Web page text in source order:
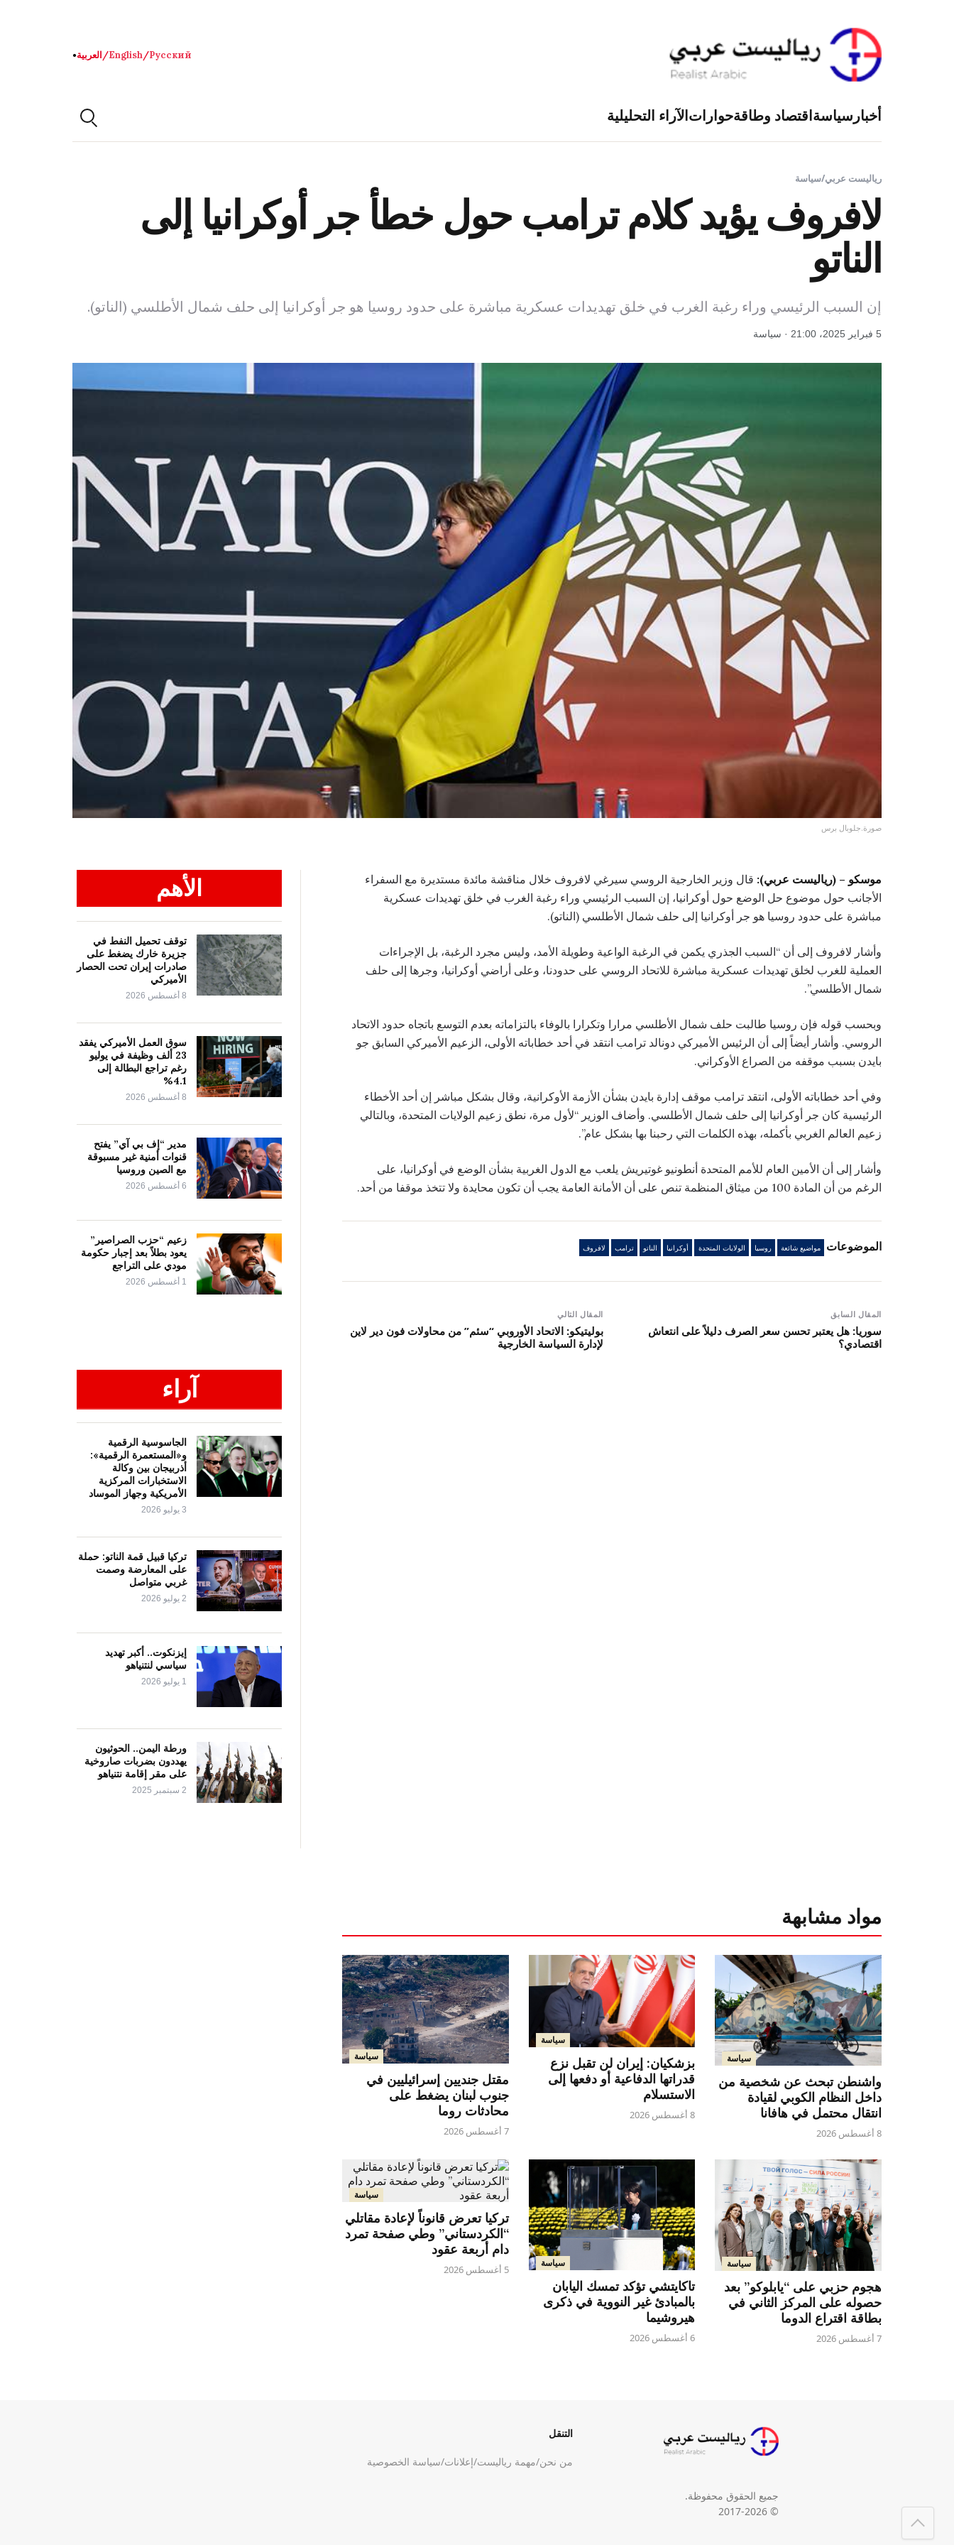
Русский
/
English
/العربية●
أخبار سياسةاقتصاد وطاقةحواراتالآراء التحليلية
رياليست عربي/سياسة
لافروف يؤيد كلام ترامب حول خطأ جر أوكرانيا إلى
الناتو
إن السبب الرئيسي وراء رغبة الغرب في خلق تهديدات عسكرية مباشرة على حدود روسيا هو جر أوكرانيا إلى حلف شمال الأطلسي (الناتو).
5 فبراير 2025، 21:00 · سياسة
صورة.جلوبال برس
موسكو – (رياليست عربي): قال وزير الخارجية الروسي سيرغي لافروف خلال مناقشة مائدة مستديرة مع السفراء
الأجانب حول موضوع حل الوضع حول أوكرانيا، إن السبب الرئيسي وراء رغبة الغرب في خلق تهديدات عسكرية
مباشرة على حدود روسيا هو جر أوكرانيا إلى حلف شمال الأطلسي (الناتو).
وأشار لافروف إلى أن “السبب الجذري يكمن في الرغبة الواعية وطويلة الأمد، وليس مجرد الرغبة، بل الإجراءات
العملية للغرب لخلق تهديدات عسكرية مباشرة للاتحاد الروسي على حدودنا، وعلى أراضي أوكرانيا، وجرها إلى حلف
شمال الأطلسي”.
وبحسب قوله فإن روسيا طالبت حلف شمال الأطلسي مرارا وتكرارا بالوفاء بالتزاماته بعدم التوسع باتجاه حدود الاتحاد
الروسي. وأشار أيضاً إلى أن الرئيس الأميركي دونالد ترامب انتقد في أحد خطاباته الأولى، الزعيم الأميركي السابق جو
بايدن بسبب موقفه من الصراع الأوكراني.
وفي أحد خطاباته الأولى، انتقد ترامب موقف إدارة بايدن بشأن الأزمة الأوكرانية، وقال بشكل مباشر إن أحد الأخطاء
الرئيسية كان جر أوكرانيا إلى حلف شمال الأطلسي. وأضاف الوزير “لأول مرة، نطق زعيم الولايات المتحدة، وبالتالي
زعيم العالم الغربي بأكمله، بهذه الكلمات التي رحبنا بها بشكل عام”.
وأشار إلى أن الأمين العام للأمم المتحدة أنطونيو غوتيريش يلعب مع الدول الغربية بشأن الوضع في أوكرانيا، على
الرغم من أن المادة 100 من ميثاق المنظمة تنص على أن الأمانة العامة يجب أن تكون محايدة ولا تتخذ موقفا من أحد.
الموضوعات مواضيع شائعة روسيا الولايات المتحدة أوكرانيا الناتو ترامب لافروف
المقال السابق
سوريا: هل يعتبر تحسن سعر الصرف دليلاً على انتعاش
اقتصادي؟
المقال التالي
بوليتيكو: الاتحاد الأوروبي “سئم” من محاولات فون دير لاين
لإدارة السياسة الخارجية
الأهم
توقف تحميل النفط في
جزيرة خارك يضغط على
صادرات إيران تحت الحصار
الأميركي
8 أغسطس 2026
سوق العمل الأميركي يفقد
23 ألف وظيفة في يوليو
رغم تراجع البطالة إلى
4.1%
8 أغسطس 2026
مدير “إف بي آي” يفتح
قنوات أمنية غير مسبوقة
مع الصين وروسيا
6 أغسطس 2026
زعيم “حزب الصراصير”
يعود بطلاً بعد إجبار حكومة
مودي على التراجع
1 أغسطس 2026
آراء
الجاسوسية الرقمية
و«المستعمرة الرقمية»:
أذربيجان بين وكالة
الاستخبارات المركزية
الأمريكية وجهاز الموساد
3 يوليو 2026
تركيا قبيل قمة الناتو: حملة
على المعارضة وصمت
غربي متواصل
2 يوليو 2026
إيزنكوت.. أكبر تهديد
سياسي لنتنياهو
1 يوليو 2026
ورطة اليمن.. الحوثيون
يهددون بضربات صاروخية
على مقر إقامة نتنياهو
2 سبتمبر 2025
مواد مشابهة
سياسة
واشنطن تبحث عن شخصية من
داخل النظام الكوبي لقيادة
انتقال محتمل في هافانا
8 أغسطس 2026
سياسة
بزشكيان: إيران لن تقبل نزع
قدراتها الدفاعية أو دفعها إلى
الاستسلام
8 أغسطس 2026
سياسة
مقتل جنديين إسرائيليين في
جنوب لبنان يضغط على
محادثات روما
7 أغسطس 2026
سياسة
هجوم حزبي على “يابلوكو” بعد
حصوله على المركز الثاني في
بطاقة اقتراع الدوما
7 أغسطس 2026
سياسة
تاكايتشي تؤكد تمسك اليابان
بالمبادئ غير النووية في ذكرى
هيروشيما
6 أغسطس 2026
سياسة
تركيا تعرض قانوناً لإعادة مقاتلي
“الكردستاني” وطي صفحة تمرد
دام أربعة عقود
5 أغسطس 2026
جميع الحقوق محفوظة.
© 2017-2026
التنقل
من نحن/مهمة رياليست/إعلانات/سياسة الخصوصية